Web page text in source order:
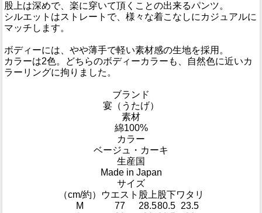
股上は深めで、楽に穿いて頂くことの出来るパンツ。
シルエットはストレートで、様々な着こなしにカジュアルに
マッチします。
ボディーには、やや薄手で軽い素材感の生地を採用。
カラーは2色。どちらのボディーカラーも、自然色に近いカ
ラーリングに拘りました。
ブランド
宴（うたげ）
素材
綿100%
カラー
ベージュ・カーキ
生産国
Made in Japan
サイズ
（cm/約）
ウエスト 股上股下 ワタリ
M
77 28.580.5 23.5